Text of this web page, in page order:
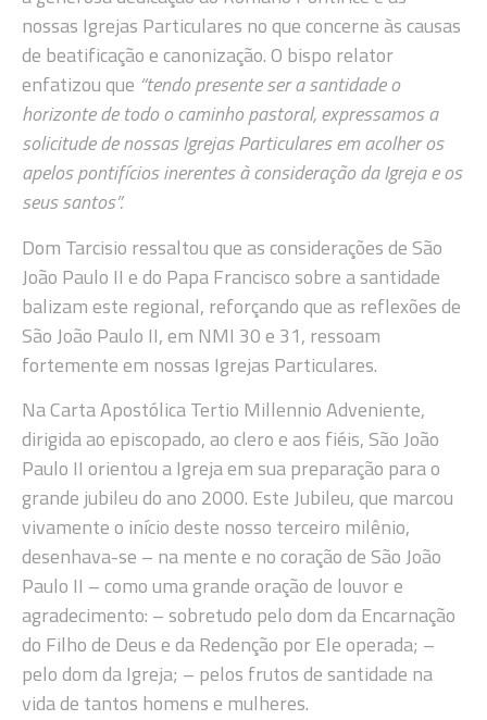
nossas Igrejas Particulares no que concerne às causas
de beatificação e canonização. O bispo relator
enfatizou que “tendo presente ser a santidade o
horizonte de todo o caminho pastoral, expressamos a
solicitude de nossas Igrejas Particulares em acolher os
apelos pontifícios inerentes à consideração da Igreja e os
seus santos”.
Dom Tarcisio ressaltou que as considerações de São
João Paulo II e do Papa Francisco sobre a santidade
balizam este regional, reforçando que as reflexões de
São João Paulo II, em NMI 30 e 31, ressoam
fortemente em nossas Igrejas Particulares.
Na Carta Apostólica Tertio Millennio Adveniente,
dirigida ao episcopado, ao clero e aos fiéis, São João
Paulo II orientou a Igreja em sua preparação para o
grande jubileu do ano 2000. Este Jubileu, que marcou
vivamente o início deste nosso terceiro milênio,
desenhava-se – na mente e no coração de São João
Paulo II – como uma grande oração de louvor e
agradecimento: – sobretudo pelo dom da Encarnação
do Filho de Deus e da Redenção por Ele operada; –
pelo dom da Igreja; – pelos frutos de santidade na
vida de tantos homens e mulheres.